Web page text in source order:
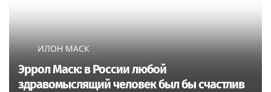
ИЛОН МАСК
Эррол Маск: в России любой
здравомыслящий человек был бы счастлив